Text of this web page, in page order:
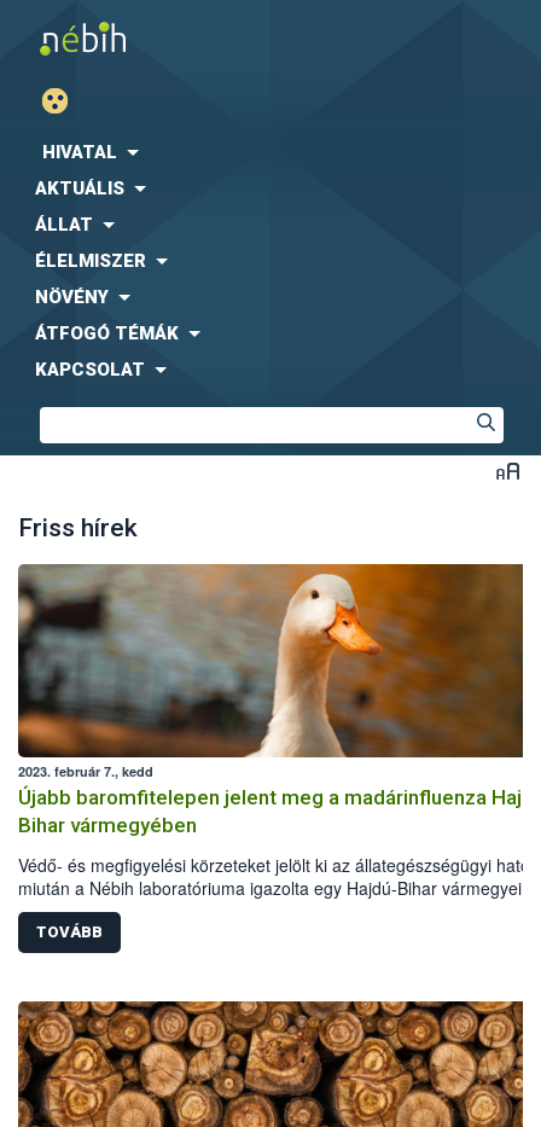
HIVATAL
AKTUÁLIS
ÁLLAT
ÉLELMISZER
NÖVÉNY
ÁTFOGÓ TÉMÁK
KAPCSOLAT
Friss hírek
2023. február 7., kedd
Újabb baromfitelepen jelent meg a madárinfluenza
Bihar vármegyében
Védő- és megfigyelési körzeteket jelölt ki az állategészségügyi
miután a Nébih laboratóriuma igazolta egy Hajdú-Bihar vármegyei
gazdaságban a magas patogenitású madárinfluenza vírus jelenlétét.
TOVÁBB